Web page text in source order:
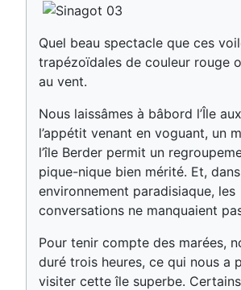
Quel beau spectacle que ces
trapézoïdales de couleur rouge
au vent.
Nous laissâmes à bâbord l’Île
l’appétit venant en voguant, un
l’île Berder permit un
pique-nique bien mérité. Et,
environnement paradisiaque, les
conversations ne manquaient
Pour tenir compte des marées,
duré trois heures, ce qui nous a
visiter cette île superbe.